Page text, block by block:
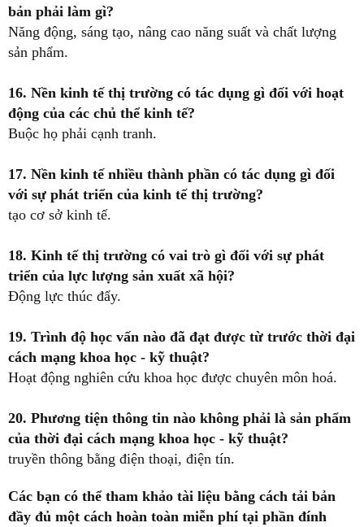
bản phải làm gì?
Năng động, sáng tạo, nâng cao năng suất và chất lượng
sản phẩm.
16. Nền kinh tế thị trường có tác dụng gì đối với hoạt
động của các chủ thể kinh tế?
Buộc họ phải cạnh tranh.
17. Nền kinh tế nhiều thành phần có tác dụng gì đối
với sự phát triển của kinh tế thị trường?
tạo cơ sở kinh tế.
18. Kinh tế thị trường có vai trò gì đối với sự phát
triển của lực lượng sản xuất xã hội?
Động lực thúc đẩy.
19. Trình độ học vấn nào đã đạt được từ trước thời đại
cách mạng khoa học - kỹ thuật?
Hoạt động nghiên cứu khoa học được chuyên môn hoá.
20. Phương tiện thông tin nào không phải là sản phẩm
của thời đại cách mạng khoa học - kỹ thuật?
truyền thông bằng điện thoại, điện tín.
Các bạn có thể tham khảo tài liệu bằng cách tải bản
đầy đủ một cách hoàn toàn miễn phí tại phần đính